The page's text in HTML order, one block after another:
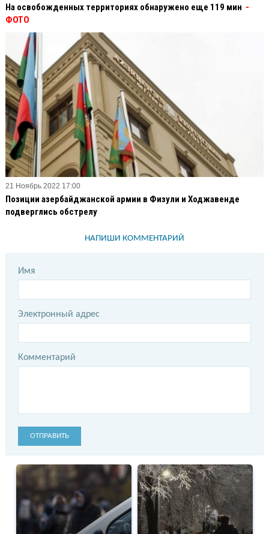
На освобожденных территориях обнаружено еще 119 мин -
ФОТО
21 Ноябрь 2022 17:00
Позиции азербайджанской армии в Физули и Ходжавенде
подверглись обстрелу
НАПИШИ КОММЕНТАРИЙ
Имя
Электронный адрес
Комментарий
ОТПРАВИТЬ